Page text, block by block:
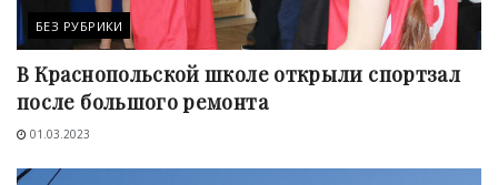
БЕЗ РУБРИКИ
В Краснопольской школе открыли спортзал
после большого ремонта
01.03.2023